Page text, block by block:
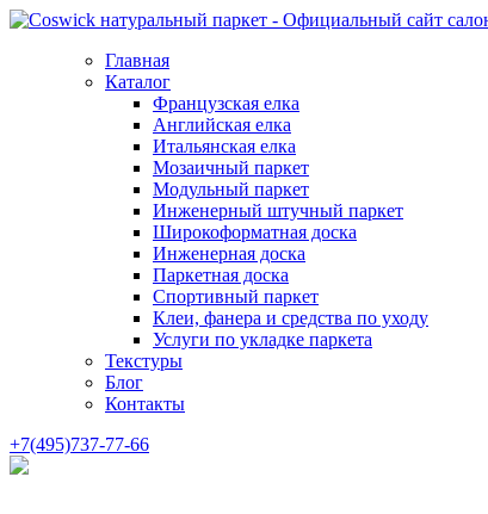
Главная
Каталог
Французская елка
Английская елка
Итальянская елка
Мозаичный паркет
Модульный паркет
Инженерный штучный паркет
Широкоформатная доска
Инженерная доска
Паркетная доска
Спортивный паркет
Клеи, фанера и средства по уходу
Услуги по укладке паркета
Текстуры
Блог
Контакты
+7(495)737-77-66